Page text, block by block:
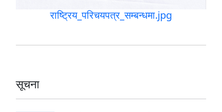
राष्ट्रिय_परिचयपत्र_सम्बन्धमा.jpg
सूचना